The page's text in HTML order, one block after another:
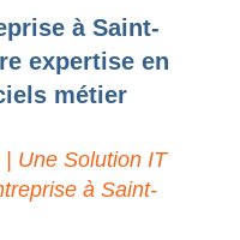
à Saint-
expertise en
métier
Une Solution IT
à Saint-